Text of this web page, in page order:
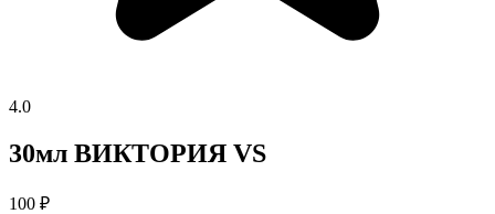
4.0
30мл ВИКТОРИЯ VS
100 ₽